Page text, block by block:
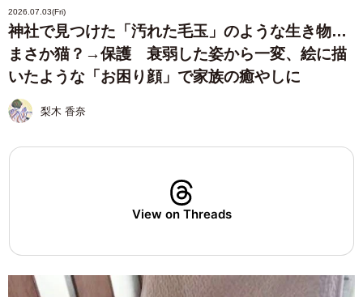
2026.07.03(Fri)
神社で見つけた「汚れた毛玉」のような生き物…
まさか猫？→保護 衰弱した姿から一変、絵に描
いたような「お困り顔」で家族の癒やしに
梨木 香奈
View on Threads